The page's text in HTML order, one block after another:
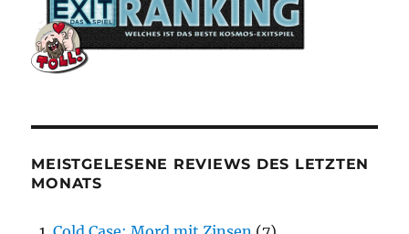
MEISTGELESENE REVIEWS DES LETZTEN
MONATS